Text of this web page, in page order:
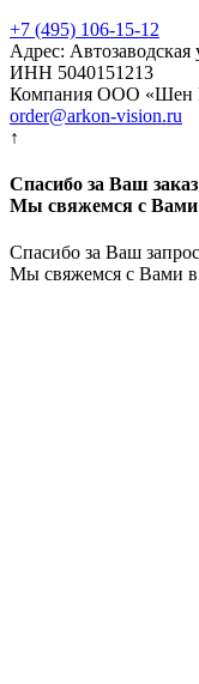
+7 (495) 106-15-12
Адрес:
ИНН 5040151213
Компания ООО «Шен
order@arkon-vision.ru
↑
Спасибо за Ваш
Мы свяжемся с Вами
Спасибо за Ваш
Мы свяжемся с Вами